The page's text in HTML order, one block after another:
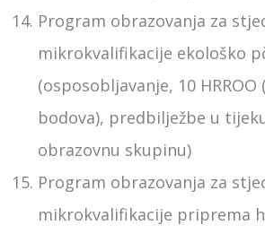
Program obrazovanja za
mikrokvalifikacije ekološko
(osposobljavanje, 10 HRROO
bodova), predbilježbe u
obrazovnu skupinu)
Program obrazovanja za
mikrokvalifikacije priprema